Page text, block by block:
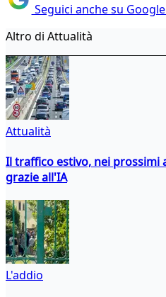
Seguici anche su
Altro di Attualità
Attualità
Il traffico estivo, nei prossimi
grazie all'IA
L'addio